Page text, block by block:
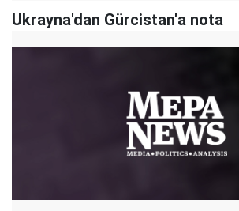
Ukrayna'dan Gürcistan'a nota